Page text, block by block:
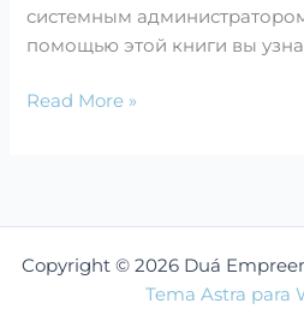
системным
помощью этой книги вы
Read More »
Copyright © 2026 Duá
Tema Astra para